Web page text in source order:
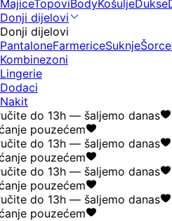
MajiceTopoviBodyKošuljeDukse
Donji dijelovi
Donji dijelovi
PantaloneFarmericeSuknje
Kombinezoni
Lingerie
Dodaci
Nakit
do 13h — šaljemo danas
pouzećem
do 13h — šaljemo danas
pouzećem
do 13h — šaljemo danas
pouzećem
do 13h — šaljemo danas
pouzećem